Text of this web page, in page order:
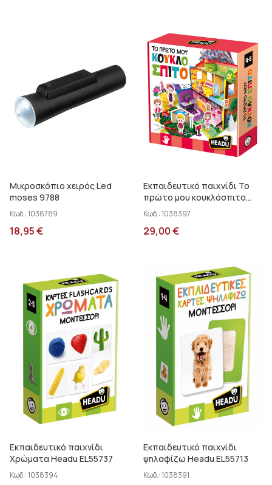
Μικροσκόπιο χειρός Led
moses 9788
Κωδ.:1038789
18,95€
Εκπαιδευτικό παιχνίδι Το
πρώτο μου κουκλόσπιτο
Headu EL55935
Κωδ.:1038397
29,00€
Εκπαιδευτικό παιχνίδι
Χρώματα Headu EL55737
Κωδ.:1038394
Εκπαιδευτικό παιχνίδι
ψηλαφίζω Headu EL55713
Κωδ.:1038391